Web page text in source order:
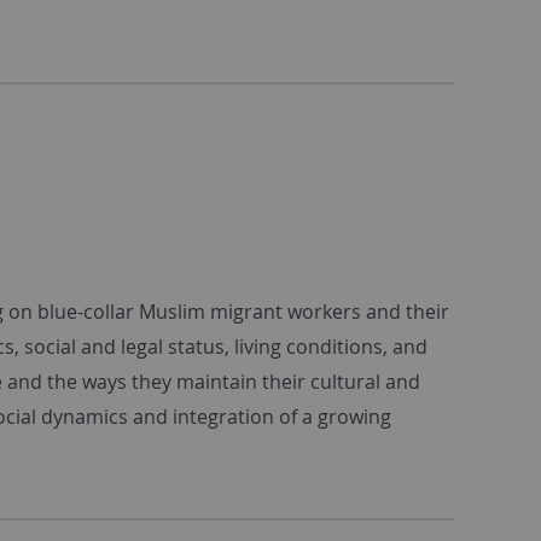
blue-collar Muslim migrant workers and their
social and legal status, living conditions, and
the ways they maintain their cultural and
dynamics and integration of a growing